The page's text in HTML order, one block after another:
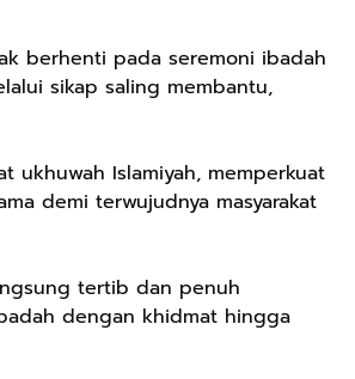
berhenti pada seremoni ibadah
sikap saling membantu,
ukhuwah Islamiyah, memperkuat
demi terwujudnya masyarakat
tertib dan penuh
dengan khidmat hingga